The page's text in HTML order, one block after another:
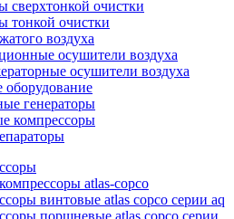
сверхтонкой очистки
тонкой очистки
воздуха
осушители воздуха
осушители воздуха
оборудование
генераторы
компрессоры
atlas-copco
винтовые atlas copco серии aq
поршневые atlas copco серии